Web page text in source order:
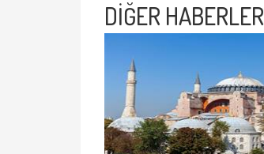
DİĞER HABERLER